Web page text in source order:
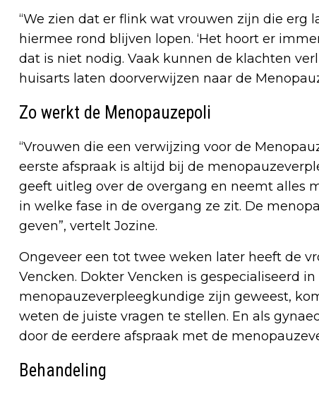
“We zien dat er flink wat vrouwen zijn die erg
hiermee rond blijven lopen. ‘Het hoort er
dat is niet nodig. Vaak kunnen de klachten
huisarts laten doorverwijzen naar de
Zo werkt de Menopauzepoli
“Vrouwen die een verwijzing voor de
eerste afspraak is altijd bij de
geeft uitleg over de overgang en neemt alles
in welke fase in de overgang ze zit. De
geven”, vertelt Jozine.
Ongeveer een tot twee weken later heeft de
Vencken. Dokter Vencken is gespecialiseerd
menopauzeverpleegkundige zijn geweest,
weten de juiste vragen te stellen. En als
door de eerdere afspraak met de
Behandeling